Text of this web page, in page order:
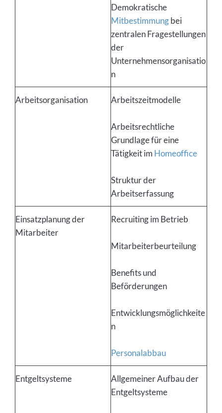
Demokratische
Mitbestimmungbei
zentralen Fragestellungen
der
Unternehmensorganisatio
n
Arbeitsorganisation Arbeitszeitmodelle
Arbeitsrechtliche
Grundlage für eine
Tätigkeit im Homeoffice
Struktur der
Arbeitserfassung
Einsatzplanung der
Mitarbeiter
Recruiting im Betrieb
Mitarbeiterbeurteilung
Benefits und
Beförderungen
Entwicklungsmöglichkeite
n
Personalabbau
Entgeltsysteme
Allgemeiner Aufbau der
Entgeltsysteme